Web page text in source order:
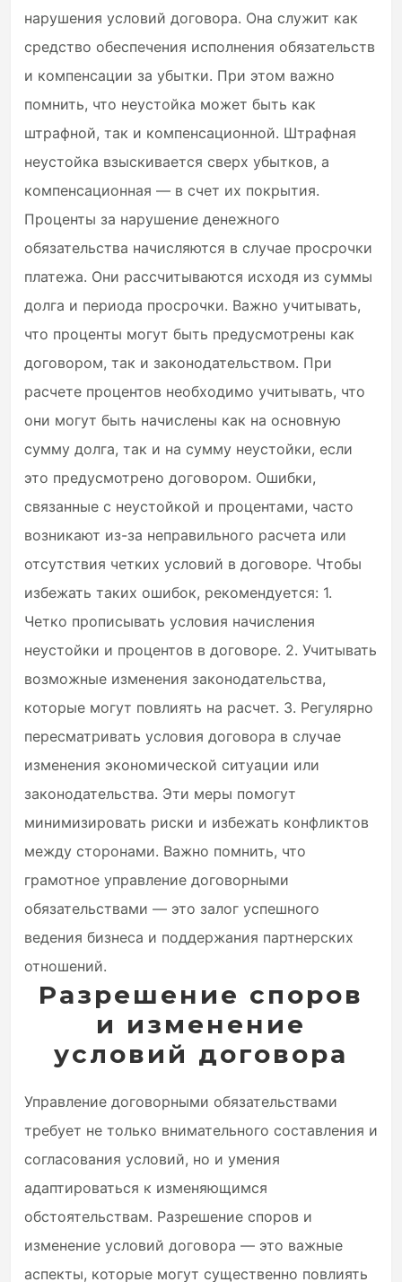
нарушения условий договора. Она служит как
средство обеспечения исполнения обязательств
и компенсации за убытки. При этом важно
помнить, что неустойка может быть как
штрафной, так и компенсационной. Штрафная
неустойка взыскивается сверх убытков, а
компенсационная — в счет их покрытия.
Проценты за нарушение денежного
обязательства начисляются в случае просрочки
платежа. Они рассчитываются исходя из суммы
долга и периода просрочки. Важно учитывать,
что проценты могут быть предусмотрены как
договором, так и законодательством. При
расчете процентов необходимо учитывать, что
они могут быть начислены как на основную
сумму долга, так и на сумму неустойки, если
это предусмотрено договором. Ошибки,
связанные с неустойкой и процентами, часто
возникают из-за неправильного расчета или
отсутствия четких условий в договоре. Чтобы
избежать таких ошибок, рекомендуется: 1.
Четко прописывать условия начисления
неустойки и процентов в договоре. 2. Учитывать
возможные изменения законодательства,
которые могут повлиять на расчет. 3. Регулярно
пересматривать условия договора в случае
изменения экономической ситуации или
законодательства. Эти меры помогут
минимизировать риски и избежать конфликтов
между сторонами. Важно помнить, что
грамотное управление договорными
обязательствами — это залог успешного
ведения бизнеса и поддержания партнерских
отношений.
Разрешение споров
и изменение
условий договора
Управление договорными обязательствами
требует не только внимательного составления и
согласования условий, но и умения
адаптироваться к изменяющимся
обстоятельствам. Разрешение споров и
изменение условий договора — это важные
аспекты, которые могут существенно повлиять